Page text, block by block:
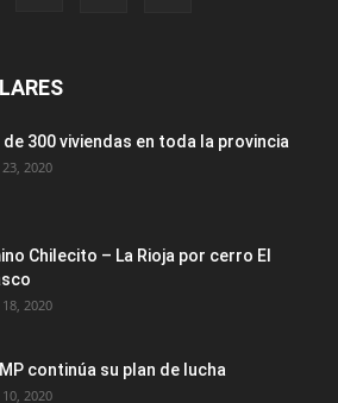
de 300 viviendas en toda la provincia
2020
Chilecito – La Rioja por cerro El
2020
continúa su plan de lucha
2020